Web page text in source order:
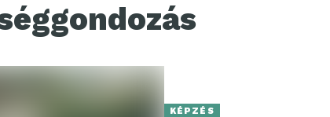
KÉPZÉS